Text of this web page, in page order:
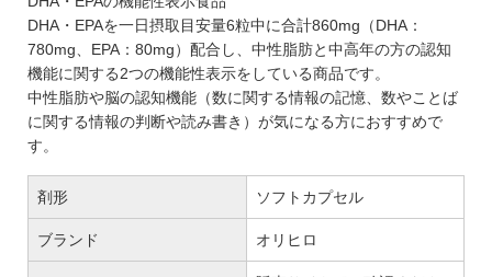
DHA・EPAを一日摂取目安量6粒中に合計860mg（DHA：
780mg、EPA：80mg）配合し、中性脂肪と中高年の方の認知
機能に関する2つの機能性表示をしている商品です。
中性脂肪や脳の認知機能（数に関する情報の記憶、数やことば
に関する情報の判断や読み書き）が気になる方におすすめで
す。
剤形 ソフトカプセル
ブランド オリヒロ